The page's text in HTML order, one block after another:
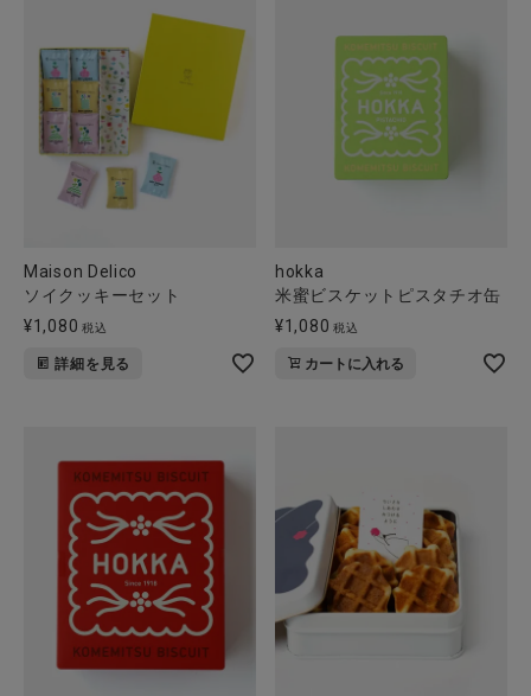
Maison Delico
ソイクッキーセット
¥1,080 税込
詳細を見る
hokka
米蜜ビスケットピスタチオ缶
¥1,080 税込
カートに入れる